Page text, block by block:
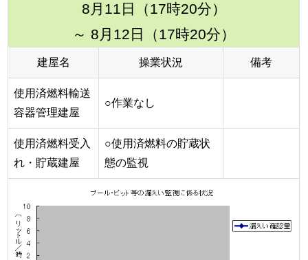
8月11日（17時20分）
～ 8月12日（17時20分）
建屋名 操業状況 備考
使用済燃料輸送
容器管理建屋
○作業なし
使用済燃料受入
れ・貯蔵建屋
○使用済燃料の貯蔵状
態の監視